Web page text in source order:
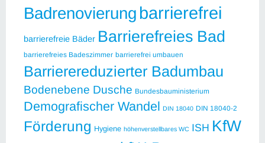
Badrenovierung barrierefrei
barrierefreie Bäder Barrierefreies Bad
barrierefreies Badeszimmer barrierefrei umbauen
Barrierereduzierter Badumbau
Bodenebene Dusche Bundesbauministerium
Demografischer Wandel DIN 18040 DIN 18040-2
Förderung Hygiene höhenverstellbares WC ISH KfW